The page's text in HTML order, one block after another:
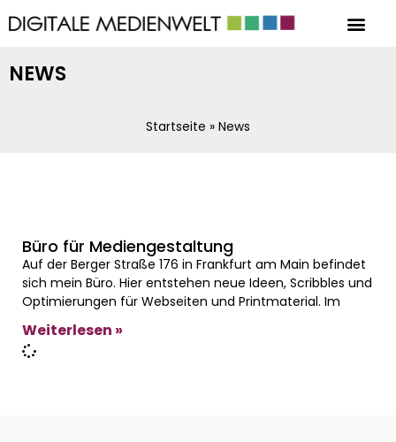
NEWS
Startseite » News
Büro für Mediengestaltung
Auf der Berger Straße 176 in Frankfurt am Main befindet
sich mein Büro. Hier entstehen neue Ideen, Scribbles und
Optimierungen für Webseiten und Printmaterial. Im
Weiterlesen »